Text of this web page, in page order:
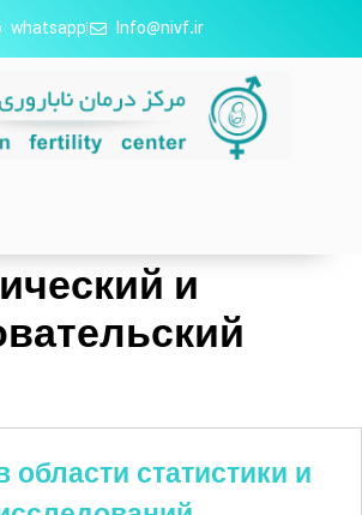
whatsapp Info@nivf.ir
и
области статистики и